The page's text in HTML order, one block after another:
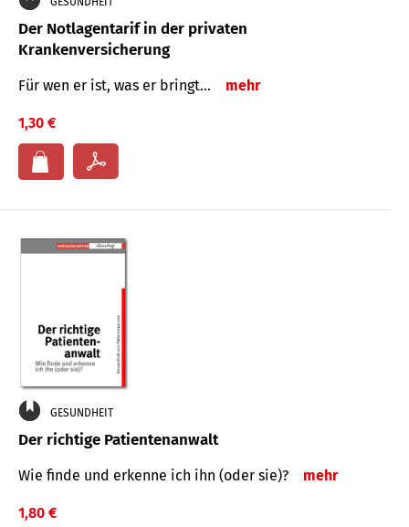
Der Notlagentarif in der privaten
Krankenversicherung
Für wen er ist, was er bringt… mehr
1,30 €
GESUNDHEIT
Der richtige Patientenanwalt
Wie finde und erkenne ich ihn (oder sie)? mehr
1,80 €